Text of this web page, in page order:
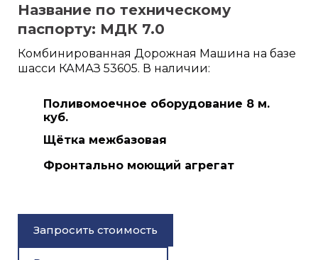
Название по техническому
паспорту: МДК 7.0
Комбинированная Дорожная Машина на базе
шасси КАМАЗ 53605. В наличии:
Поливомоечное оборудование 8 м.
куб.
Щётка межбазовая
Фронтально моющий агрегат
Запросить стоимость